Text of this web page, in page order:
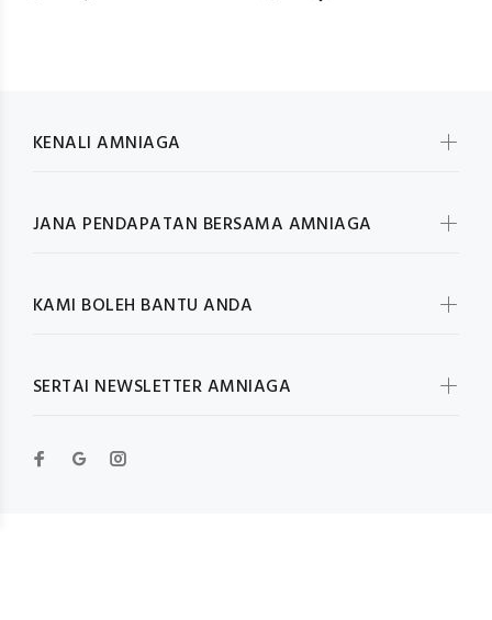
KENALI AMNIAGA
JANA PENDAPATAN BERSAMA AMNIAGA
KAMI BOLEH BANTU ANDA
SERTAI NEWSLETTER AMNIAGA